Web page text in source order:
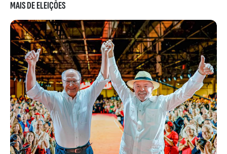
MAIS DE ELEIÇÕES